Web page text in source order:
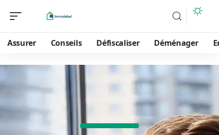
Assurer Conseils Défiscaliser Déménager